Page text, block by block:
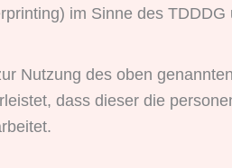
im Sinne des
Nutzung des oben
dass dieser die